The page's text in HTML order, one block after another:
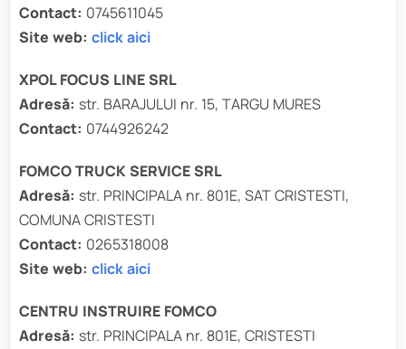
Contact: 0745611045
Site web: click aici
XPOL FOCUS LINE SRL
Adresă: str. BARAJULUI nr. 15, TARGU MURES
Contact: 0744926242
FOMCO TRUCK SERVICE SRL
Adresă: str. PRINCIPALA nr. 801E, SAT CRISTESTI,
COMUNA CRISTESTI
Contact: 0265318008
Site web: click aici
CENTRU INSTRUIRE FOMCO
Adresă: str. PRINCIPALA nr. 801E, CRISTESTI